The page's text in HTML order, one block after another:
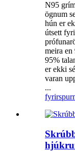
N95
ögnum
hún er
útsett
meira
95%
er ekki
varan
...